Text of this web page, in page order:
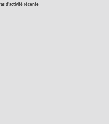
d'activité récente